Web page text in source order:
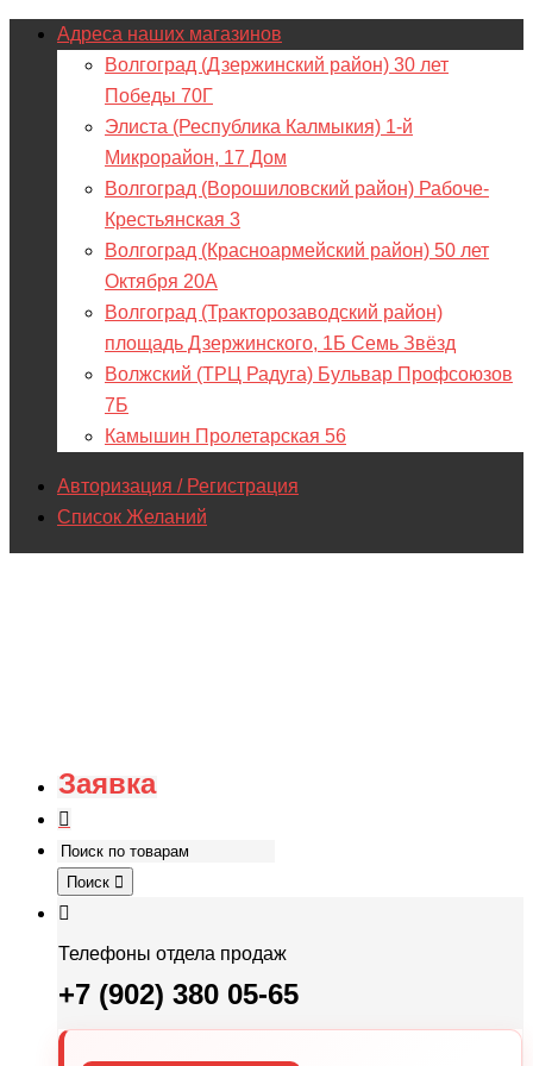
Адреса наших магазинов
Волгоград (Дзержинский район) 30 лет
Победы 70Г
Элиста (Республика Калмыкия) 1-й
Микрорайон, 17 Дом
Волгоград (Ворошиловский район) Рабоче-
Крестьянская 3
Волгоград (Красноармейский район) 50 лет
Октября 20А
Волгоград (Тракторозаводский район)
площадь Дзержинского, 1Б Семь Звёзд
Волжский (ТРЦ Радуга) Бульвар Профсоюзов
7Б
Камышин Пролетарская 56
Авторизация / Регистрация
Список Желаний
Заявка
Поиск
Телефоны отдела продаж
+7 (902) 380 05-65